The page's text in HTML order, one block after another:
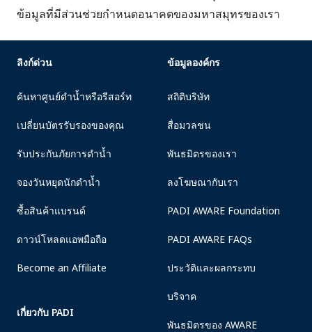
ข้อมูลที่มีส่วนช่วยกำหนดอนาคตของมหาสมุทรของเรา
ลิงก์ด่วน
ค้นหาศูนย์ดำน้ำหรือรีสอร์ท
เปลี่ยนบัตรรับรองของคุณ
รับประกันภัยการดำน้ำ
จองวันหยุดนักดำน้ำ
ซื้อสินค้าแบรนด์
ดาวน์โหลดแอพมือถือ
Become an Affiliate
เกี่ยวกับ PADI
ข้อมูลองค์กร
สถิติบริษัท
สื่อมวลชน
พันธมิตรของเรา
ลงโฆษณากับเรา
PADI AWARE Foundation
PADI AWARE FAQs
ประวัติและผลกระทบ
บริจาค
พันธมิตรของ AWARE